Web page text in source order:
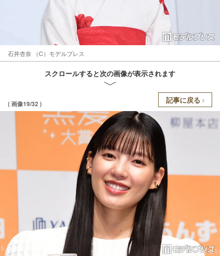
石井杏奈 （C）モデルプレス
スクロールすると次の画像が表示されます
( 画像19/32 ) 記事に戻る